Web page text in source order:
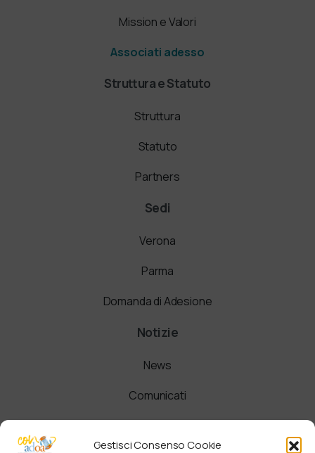
Gestisci Consenso Cookie
Mission e Valori
Associati adesso
Struttura e Statuto
Struttura
Statuto
Partners
Sedi
Verona
Parma
Domanda di Adesione
Notizie
News
Comunicati